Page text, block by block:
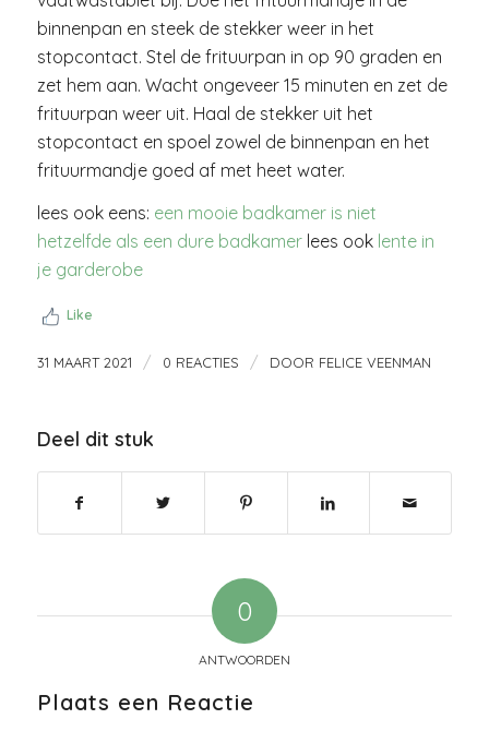
binnenpan en steek de stekker weer in het
stopcontact. Stel de frituurpan in op 90 graden en
zet hem aan. Wacht ongeveer 15 minuten en zet de
frituurpan weer uit. Haal de stekker uit het
stopcontact en spoel zowel de binnenpan en het
frituurmandje goed af met heet water.
lees ook eens: een mooie badkamer is niet
hetzelfde als een dure badkamerlees ook lente in
je garderobe
Like
31 MAART 2021 / 0 REACTIES / DOOR FELICE VEENMAN
Deel dit stuk
0
ANTWOORDEN
Plaats een Reactie